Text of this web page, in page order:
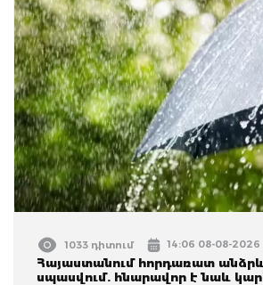
1033 դիտում 14:06 08-08-2026
Հայաստանում հորդառատ
սպասվում. հնարավոր է նաև